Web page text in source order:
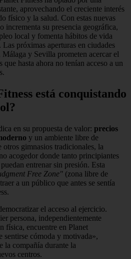
aprovechando el creciente interés
físico y la salud. Con estas nuevas
incrementa su presencia geográfica,
local y fomenta hábitos de vida
próximas aperturas en ciudades
y Sevilla prometen acercar el
que hasta ahora no tenían acceso a un
está conquistando
en su propuesta de valor: precios
y un ambiente libre de
gimnasios tradicionales, la
acogedor donde tanto principiantes
entrenar sin presión. Esta
Free Zone" (zona libre de
a un público que antes se sentía
el acceso al ejercicio.
persona, independientemente
física, encuentre en Planet
sentirse cómoda y motivada»,
la compañía durante la
centros.